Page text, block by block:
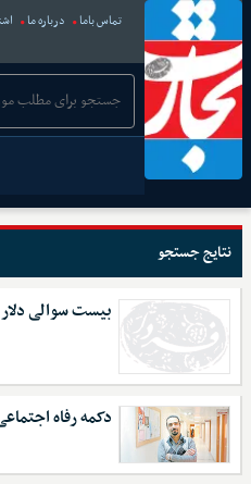
تماس باما درباره ما
نتایج جستجو
بیست سوالی دلار 4200
دکمه رفاه